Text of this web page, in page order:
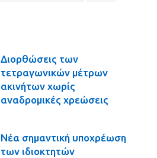
Διορθώσεις των
τετραγωνικών μέτρων
ακινήτων χωρίς
αναδρομικές χρεώσεις
Νέα σημαντική υποχρέωση
των ιδιοκτητών